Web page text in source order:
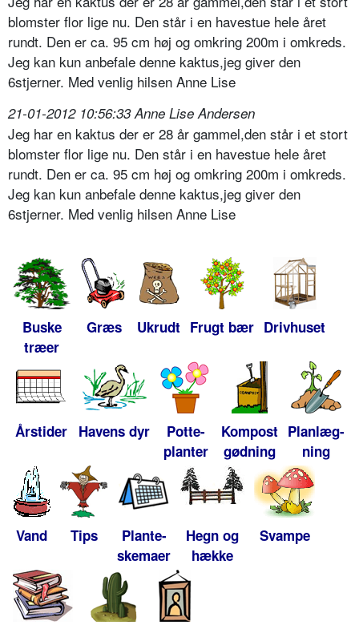
blomster flor lige nu. Den står i en havestue hele året
rundt. Den er ca. 95 cm høj og omkring 200m i omkreds.
Jeg kan kun anbefale denne kaktus,jeg giver den
6stjerner. Med venlig hilsen Anne Lise
21-01-2012 10:56:33 Anne Lise Andersen
Jeg har en kaktus der er 28 år gammel,den står i et stort
blomster flor lige nu. Den står i en havestue hele året
rundt. Den er ca. 95 cm høj og omkring 200m i omkreds.
Jeg kan kun anbefale denne kaktus,jeg giver den
6stjerner. Med venlig hilsen Anne Lise
Buske
træer
Græs Ukrudt Frugt bær Drivhuset
Årstider Havens dyr
Potte-
planter
Kompost
gødning
Planlæg-
ning
Vand Tips
Plante-
skemaer
Hegn og
hække
Svampe